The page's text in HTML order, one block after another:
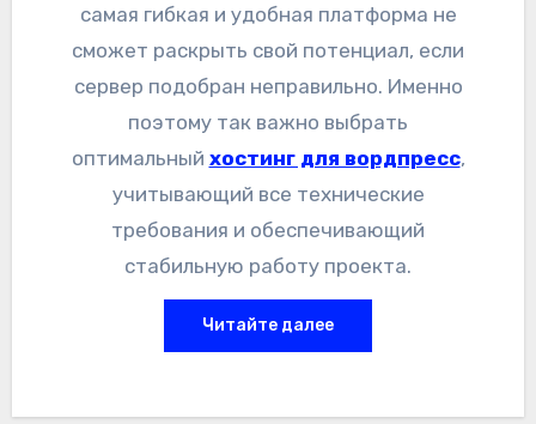
самая гибкая и удобная платформа не
сможет раскрыть свой потенциал, если
сервер подобран неправильно. Именно
поэтому так важно выбрать
оптимальный хостинг для вордпресс,
учитывающий все технические
требования и обеспечивающий
стабильную работу проекта.
Читайте далее